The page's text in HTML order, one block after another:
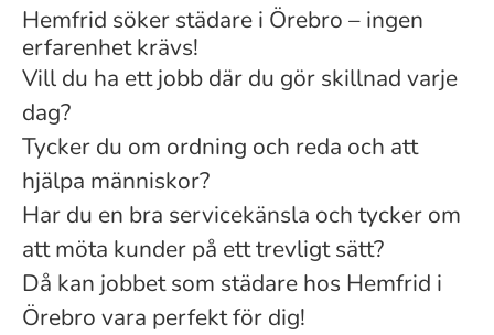
Hemfrid söker städare i Örebro – ingen
erfarenhet krävs!
Vill du ha ett jobb där du gör skillnad varje
dag?
Tycker du om ordning och reda och att
hjälpa människor?
Har du en bra servicekänsla och tycker om
att möta kunder på ett trevligt sätt?
Då kan jobbet som städare hos Hemfrid i
Örebro vara perfekt för dig!